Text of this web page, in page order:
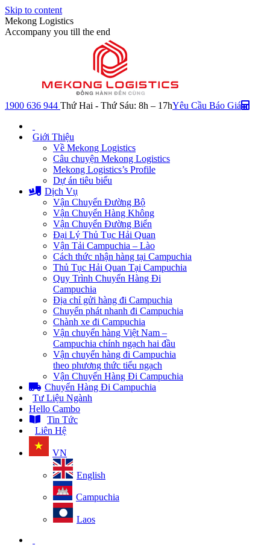
Skip to content
Mekong Logistics
Accompany you till the end
1900 636 944 Thứ Hai - Thứ Sáu: 8h – 17hYêu Cầu Báo Giá
Giới Thiệu
Về Mekong Logistics
Câu chuyện Mekong Logistics
Mekong Logistics’s Profile
Dự án tiêu biểu
Dịch Vụ
Vận Chuyển Đường Bộ
Vận Chuyển Hàng Không
Vận Chuyển Đường Biển
Đại Lý Thủ Tục Hải Quan
Vận Tải Campuchia – Lào
Cách thức nhận hàng tại Campuchia
Thủ Tục Hải Quan Tại Campuchia
Quy Trình Chuyển Hàng Đi
Campuchia
Địa chỉ gửi hàng đi Campuchia
Chuyển phát nhanh đi Campuchia
Chành xe đi Campuchia
Vận chuyển hàng Việt Nam –
Campuchia chính ngạch hai đầu
Vận chuyển hàng đi Campuchia
theo phương thức tiểu ngạch
Vận Chuyển Hàng Đi Campuchia
Chuyển Hàng Đi Campuchia
Tư Liệu Ngành
Hello Cambo
Tin Tức
Liên Hệ
VN
English
Campuchia
Laos